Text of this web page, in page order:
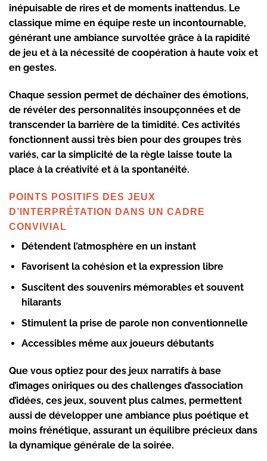
inépuisable de rires et de moments inattendus. Le
classique mime en équipe reste un incontournable,
générant une ambiance survoltée grâce à la rapidité
de jeu et à la nécessité de coopération à haute voix et
en gestes.
Chaque session permet de déchaîner des émotions,
de révéler des personnalités insoupçonnées et de
transcender la barrière de la timidité. Ces activités
fonctionnent aussi très bien pour des groupes très
variés, car la simplicité de la règle laisse toute la
place à la créativité et à la spontanéité.
POINTS POSITIFS DES JEUX
D’INTERPRÉTATION DANS UN CADRE
CONVIVIAL
Détendent l’atmosphère en un instant
Favorisent la cohésion et la expression libre
Suscitent des souvenirs mémorables et souvent
hilarants
Stimulent la prise de parole non conventionnelle
Accessibles même aux joueurs débutants
Que vous optiez pour des jeux narratifs à base
d’images oniriques ou des challenges d’association
d’idées, ces jeux, souvent plus calmes, permettent
aussi de développer une ambiance plus poétique et
moins frénétique, assurant un équilibre précieux dans
la dynamique générale de la soirée.